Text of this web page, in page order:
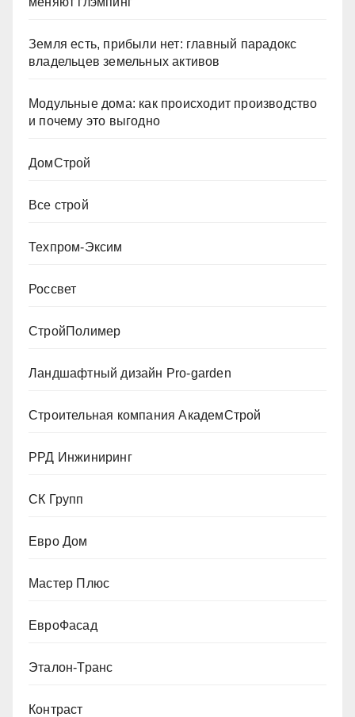
Земля есть, прибыли нет: главный парадокс
владельцев земельных активов
Модульные дома: как происходит производство
и почему это выгодно
ДомСтрой
Все строй
Техпром-Эксим
Россвет
СтройПолимер
Ландшафтный дизайн Pro-garden
Строительная компания АкадемСтрой
РРД Инжиниринг
СК Групп
Евро Дом
Мастер Плюс
ЕвроФасад
Эталон-Транс
Контраст